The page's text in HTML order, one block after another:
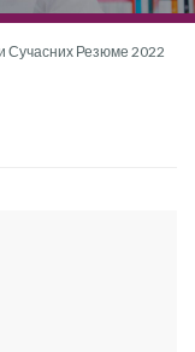
Сучасних Резюме 2022